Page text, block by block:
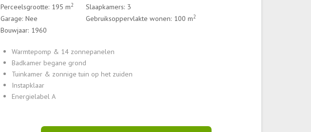
Perceelsgrootte: 195 m2
Slaapkamers: 3
Garage: Nee
Gebruiksoppervlakte wonen: 100 m2
Bouwjaar: 1960
Warmtepomp & 14 zonnepanelen
Badkamer begane grond
Tuinkamer & zonnige tuin op het zuiden
Instapklaar
Energielabel A